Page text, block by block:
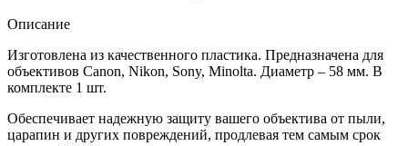
Описание
Изготовлена из качественного пластика. Предназначена для
объективов Canon, Nikon, Sony, Minolta. Диаметр – 58 мм. В
комплекте 1 шт.
Обеспечивает надежную защиту вашего объектива от пыли,
царапин и других повреждений, продлевая тем самым срок